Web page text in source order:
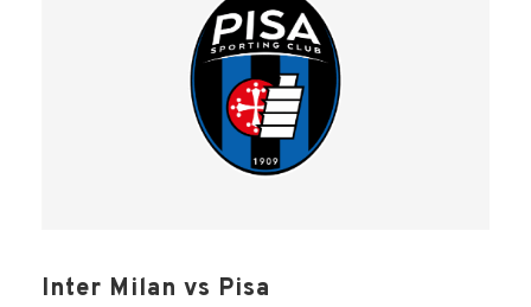
Inter Milan vs Pisa